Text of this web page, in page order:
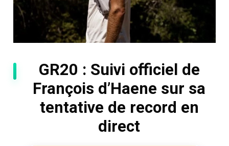
GR20 : Suivi officiel de
François d’Haene sur sa
tentative de record en
direct